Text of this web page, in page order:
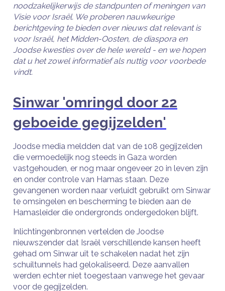
noodzakelijkerwijs de standpunten of meningen van
Visie voor Israël. We proberen nauwkeurige
berichtgeving te bieden over nieuws dat relevant is
voor Israël, het Midden-Oosten, de diaspora en
Joodse kwesties over de hele wereld - en we hopen
dat u het zowel informatief als nuttig voor voorbede
vindt.
Sinwar 'omringd door 22
geboeide gegijzelden'
Joodse media meldden dat van de 108 gegijzelden
die vermoedelijk nog steeds in Gaza worden
vastgehouden, er nog maar ongeveer 20 in leven zijn
en onder controle van Hamas staan. Deze
gevangenen worden naar verluidt gebruikt om Sinwar
te omsingelen en bescherming te bieden aan de
Hamasleider die ondergronds ondergedoken blijft.
Inlichtingenbronnen vertelden de Joodse
nieuwszender dat Israël verschillende kansen heeft
gehad om Sinwar uit te schakelen nadat het zijn
schuiltunnels had gelokaliseerd. Deze aanvallen
werden echter niet toegestaan vanwege het gevaar
voor de gegijzelden.